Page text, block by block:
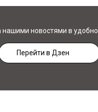
нашими новостями в
Перейти в Дзен